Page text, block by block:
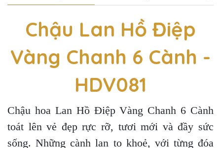
Chậu Lan Hồ Điệp
Vàng Chanh 6 Cành -
HDV081
Chậu hoa Lan Hồ Điệp Vàng Chanh 6 Cành
toát lên vẻ đẹp rực rỡ, tươi mới và đầy sức
sống. Những cành lan to khoẻ, với từng đóa